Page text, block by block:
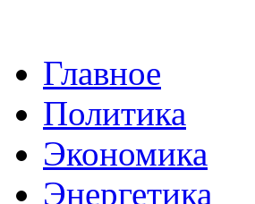
Главное
Политика
Экономика
Энергетика